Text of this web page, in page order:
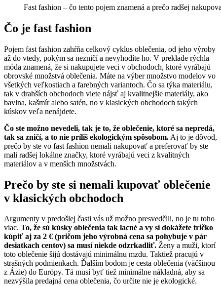
Fast fashion – čo tento pojem znamená a prečo radšej
Čo je fast fashion
Pojem fast fashion zahŕňa celkový cyklus oblečenia, od jeho výroby
až do vtedy, pokým sa nezničí a nevyhodíte ho. V preklade rýchla
móda znamená, že si nakupujete veci v obchodoch, ktoré vyrábajú
obrovské množstvá oblečenia. Máte na výber množstvo modelov vo
všetkých veľkostiach a farebných variantoch. Čo sa týka materiálu,
tak v drahších obchodoch viete nájsť aj kvalitnejšie materiály, ako
bavlna, kašmír alebo satén, no v klasických obchodoch takých
kúskov veľa nenájdete.
Čo ste možno nevedeli, tak je to, že oblečenie, ktoré sa nepredá,
tak sa zničí, a to nie príliš ekologickým spôsobom. Aj to je dôvod,
prečo by ste vo fast fashion nemali nakupovať a preferovať by ste
mali radšej lokálne značky, ktoré vyrábajú veci z kvalitných
materiálov a v menších množstvách.
Prečo by ste si nemali kupovať oblečenie
v klasických obchodoch
Argumenty v predošlej časti vás už možno presvedčili, no je tu toho
viac. To, že sú kúsky oblečenia tak lacné a vy si dokážete tričko
kúpiť aj za 2 € (pričom jeho výrobná cena sa pohybuje v pár
desiatkach centov) sa musí niekde odzrkadliť. Ženy a muži, ktorí
toto oblečenie šijú dostávajú minimálnu mzdu. Taktiež pracujú v
strašných podmienkach. Ďalším bodom je cesta oblečenia (väčšinou
z Ázie) do Európy. Tá musí byť tiež minimálne nákladná, aby sa
nezvýšila predajná cena oblečenia, čo určite nie je ekologické.